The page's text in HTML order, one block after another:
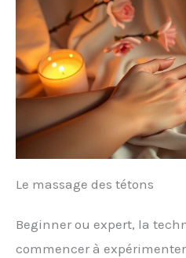
Le massage des tétons
Beginner ou expert, la
commencer à